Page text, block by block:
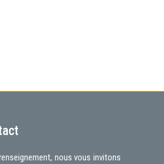
nous vous invitons